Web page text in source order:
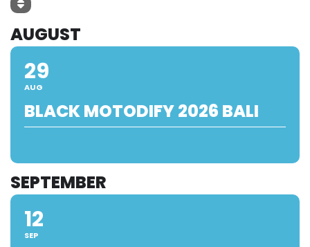
AUGUST
29
AUG
BLACK MOTODIFY 2026 BALI
SEPTEMBER
12
SEP